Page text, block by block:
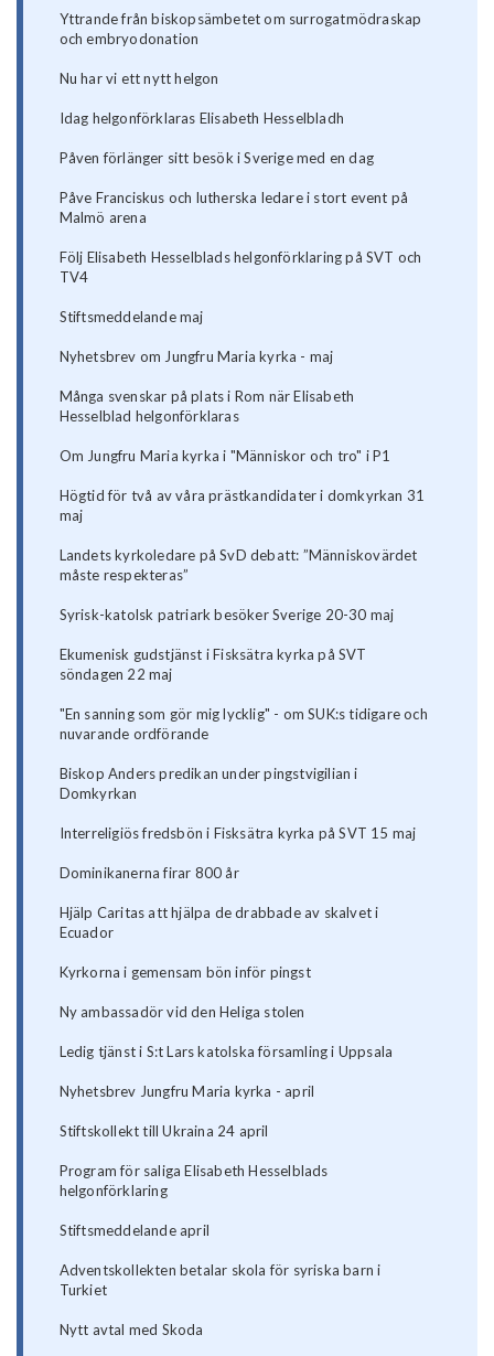
Yttrande från biskopsämbetet om surrogatmödraskap
och embryodonation
Nu har vi ett nytt helgon
Idag helgonförklaras Elisabeth Hesselbladh
Påven förlänger sitt besök i Sverige med en dag
Påve Franciskus och lutherska ledare i stort event på
Malmö arena
Följ Elisabeth Hesselblads helgonförklaring på SVT och
TV4
Stiftsmeddelande maj
Nyhetsbrev om Jungfru Maria kyrka - maj
Många svenskar på plats i Rom när Elisabeth
Hesselblad helgonförklaras
Om Jungfru Maria kyrka i "Människor och tro" i P1
Högtid för två av våra prästkandidater i domkyrkan 31
maj
Landets kyrkoledare på SvD debatt: ”Människovärdet
måste respekteras”
Syrisk-katolsk patriark besöker Sverige 20-30 maj
Ekumenisk gudstjänst i Fisksätra kyrka på SVT
söndagen 22 maj
"En sanning som gör mig lycklig" - om SUK:s tidigare och
nuvarande ordförande
Biskop Anders predikan under pingstvigilian i
Domkyrkan
Interreligiös fredsbön i Fisksätra kyrka på SVT 15 maj
Dominikanerna firar 800 år
Hjälp Caritas att hjälpa de drabbade av skalvet i
Ecuador
Kyrkorna i gemensam bön inför pingst
Ny ambassadör vid den Heliga stolen
Ledig tjänst i S:t Lars katolska församling i Uppsala
Nyhetsbrev Jungfru Maria kyrka - april
Stiftskollekt till Ukraina 24 april
Program för saliga Elisabeth Hesselblads
helgonförklaring
Stiftsmeddelande april
Adventskollekten betalar skola för syriska barn i
Turkiet
Nytt avtal med Skoda